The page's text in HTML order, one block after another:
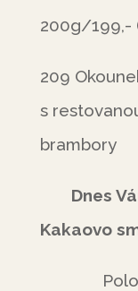
200g/199,-
209
s
brambory
Dnes
Kakaovo